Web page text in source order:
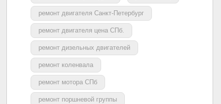
ремонт двигателя Санкт-Петербург
ремонт двигателя цена СПб.
ремонт дизельных двигателей
ремонт коленвала
ремонт мотора СПб
ремонт поршневой группы